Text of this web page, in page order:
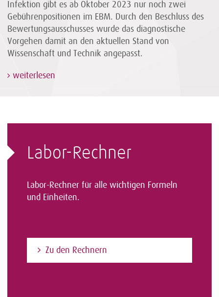
Infektion gibt es ab Oktober 2023 nur noch zwei
Gebührenpositionen im EBM. Durch den Beschluss des
Bewertungsausschusses wurde das diagnostische
Vorgehen damit an den aktuellen Stand von
Wissenschaft und Technik angepasst.
weiterlesen
Labor-Rechner
Labor-Rechner für alle wichtigen Formeln
und Einheiten.
Zu den Rechnern